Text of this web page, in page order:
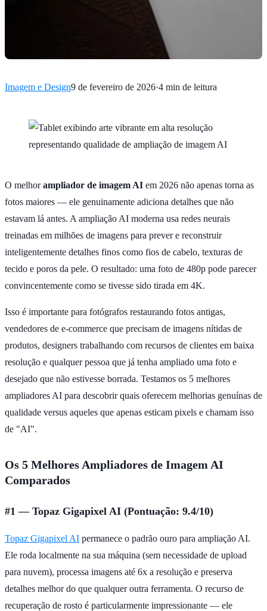
Imagem e Design9 de fevereiro de 2026·4 min de leitura
O melhorampliador de imagem AI em 2026 não apenas torna as
fotos maiores — ele genuinamente adiciona detalhes que não
estavam lá antes. A ampliação AI moderna usa redes neurais
treinadas em milhões de imagens para prever e reconstruir
inteligentemente detalhes finos como fios de cabelo, texturas de
tecido e poros da pele. O resultado: uma foto de 480p pode parecer
convincentemente como se tivesse sido tirada em 4K.
Isso é importante para fotógrafos restaurando fotos antigas,
vendedores de e-commerce que precisam de imagens nítidas de
produtos, designers trabalhando com recursos de clientes em baixa
resolução e qualquer pessoa que já tenha ampliado uma foto e
desejado que não estivesse borrada. Testamos os 5 melhores
ampliadores AI para descobrir quais oferecem melhorias genuínas de
qualidade versus aqueles que apenas esticam pixels e chamam isso
de "AI".
Os 5 Melhores Ampliadores de Imagem AI
Comparados
#1 — Topaz Gigapixel AI (Pontuação: 9.4/10)
Topaz Gigapixel AI permanece o padrão ouro para ampliação AI.
Ele roda localmente na sua máquina (sem necessidade de upload
para nuvem), processa imagens até 6x a resolução e preserva
detalhes melhor do que qualquer outra ferramenta. O recurso de
recuperação de rosto é particularmente impressionante — ele